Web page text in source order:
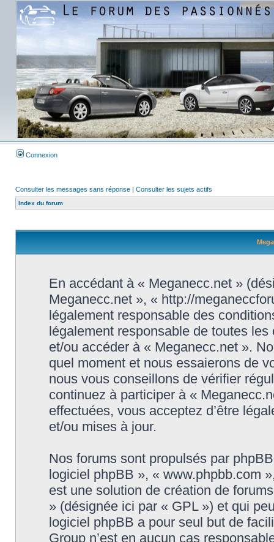
Connexion
Consulter les messages sans réponse | Consulter les sujets actifs
Index du forum
En accédant à « Meganecc.net »
Meganecc.net », « http://
légalement responsable des
légalement responsable de toutes
et/ou accéder à « Meganecc.net ».
quel moment et nous essaierons de
nous vous conseillons de vérifier
continuez à participer à «
effectuées, vous acceptez d’être
et/ou mises à jour.
Nos forums sont propulsés par
logiciel phpBB », « www.phpbb.com
est une solution de création de
» (désignée ici par « GPL ») et qui
logiciel phpBB a pour seul but de
Group n’est en aucun cas